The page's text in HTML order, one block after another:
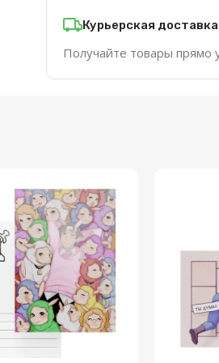
Курьерская доставка
Получайте товары прямо